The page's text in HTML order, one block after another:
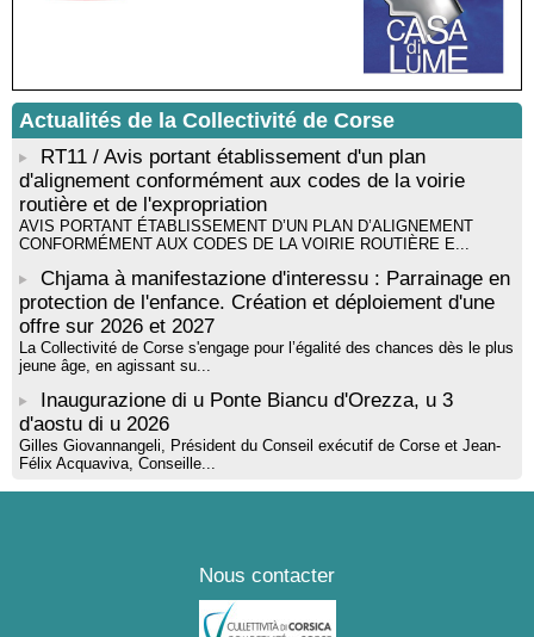
Mise en musique d’un livre jeunesse par Annik Meschinet,
musicienne pédagogue : Ateliers d’expression sonore, vocale,
rythmique et corporelle - Mediateca territuriale di Santa Lucia di
Tallà
! Événement reporté ! Cycle de conférences peinture animé
par Alexandre Dominati - Mediateca territuriale di Santa Lucia di
Tallà
Actualités de la Collectivité de Corse
RT11 / Avis portant établissement d'un plan
d'alignement conformément aux codes de la voirie
routière et de l'expropriation
AVIS PORTANT ÉTABLISSEMENT D’UN PLAN D’ALIGNEMENT
CONFORMÉMENT AUX CODES DE LA VOIRIE ROUTIÈRE E...
Chjama à manifestazione d'interessu : Parrainage en
protection de l'enfance. Création et déploiement d'une
offre sur 2026 et 2027
La Collectivité de Corse s'engage pour l’égalité des chances dès le plus
jeune âge, en agissant su...
Inaugurazione di u Ponte Biancu d'Orezza, u 3
d'aostu di u 2026
Gilles Giovannangeli, Président du Conseil exécutif de Corse et Jean-
Félix Acquaviva, Conseille...
Nous contacter